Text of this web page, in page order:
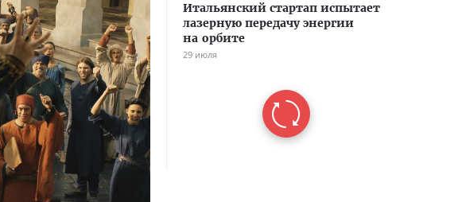
Итальянский стартап испытает
лазерную передачу энергии
на орбите
29 июля